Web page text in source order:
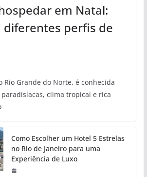
em Natal:
diferentes perfis de
Rio Grande do Norte, é conhecida
clima tropical e rica
Como Escolher um Hotel 5 Estrelas
no Rio de Janeiro para uma
Experiência de Luxo